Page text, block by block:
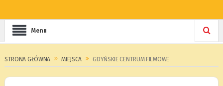
Menu
STRONA GŁÓWNA MIEJSCA GDYŃSKIE CENTRUM FILMOWE